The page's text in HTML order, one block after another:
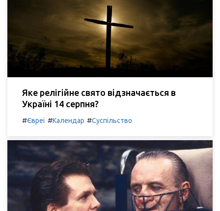
Яке релігійне свято відзначається в
Україні 14 серпня?
#Євреї #Календар #Суспільство